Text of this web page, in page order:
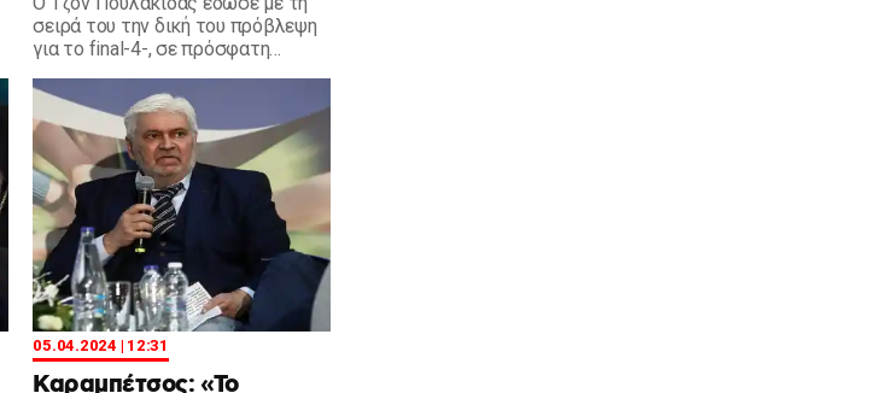
σειρά του την δική του πρόβλεψη
για το final-4-, σε πρόσφατη
05.04.2024 | 12:31
Καραμπέτσος: «Το